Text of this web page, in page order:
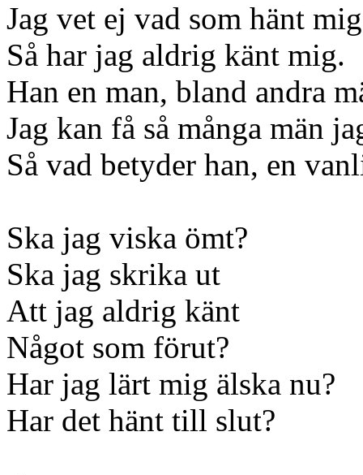
Jag vet ej vad som hänt
Så har jag aldrig känt mig.
Han en man, bland andra
Jag kan få så många män
Så vad betyder han, en
Ska jag viska ömt?
Ska jag skrika ut
Att jag aldrig känt
Något som förut?
Har jag lärt mig älska nu?
Har det hänt till slut?